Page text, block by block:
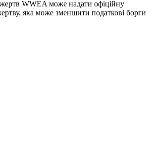
WWEA може надати офіційну
яка може зменшити податкові борги